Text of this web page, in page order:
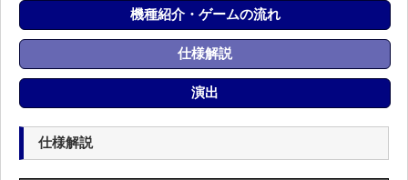
機種紹介・ゲームの流れ
仕様解説
演出
仕様解説